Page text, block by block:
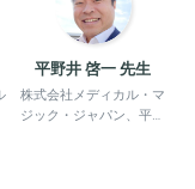
平野井 啓一 先生
株式会社メディカル・マ
ジック・ジャパン、平野